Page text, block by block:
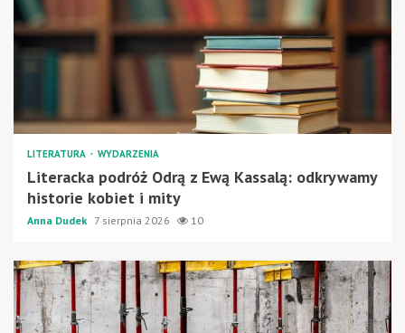
LITERATURA WYDARZENIA
Literacka podróż Odrą z Ewą Kassalą: odkrywamy
historie kobiet i mity
Anna Dudek 7 sierpnia 2026 10